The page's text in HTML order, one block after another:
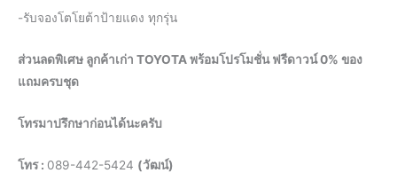
-รับจองโตโยต้าป้ายแดง ทุกรุ่น
ส่วนลดพิเศษ ลูกค้าเก่า TOYOTA พร้อมโปรโมชั่น ฟรีดาวน์ 0% ของ
แถมครบชุด
โทรมาปรึกษาก่อนได้นะครับ
โทร : 089-442-5424 (วัฒน์)